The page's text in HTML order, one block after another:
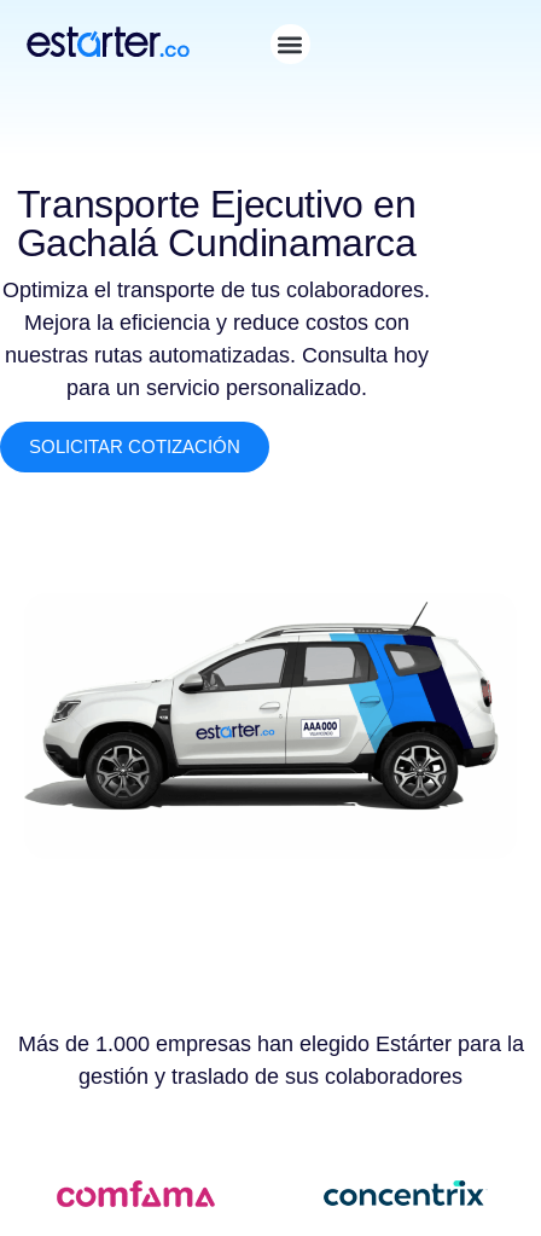
Transporte Ejecutivo en
Gachalá Cundinamarca
Optimiza el transporte de tus colaboradores.
Mejora la eficiencia y reduce costos con
nuestras rutas automatizadas. Consulta hoy
para un servicio personalizado.
SOLICITAR COTIZACIÓN
Más de 1.000 empresas han elegido Estárter para la
gestión y traslado de sus colaboradores